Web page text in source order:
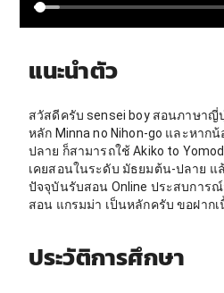
แนะนำตัว
สวัสดีครับ sensei boy สอนภาษาญี่
หลัก Minna no Nihon-go และหาก
ปลาย ก็สามารถใช้ Akiko to
เคยสอนในระดับ มัธยมต้น-ปลาย แ
ปัจจุบันรับสอน Online ประสบการ
สอน แกรมม่า เป็นหลักครับ ขอฝาก
ประวัติการศึกษา